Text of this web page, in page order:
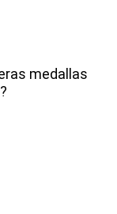
medallas